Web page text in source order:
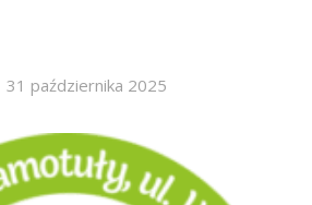
31 października 2025